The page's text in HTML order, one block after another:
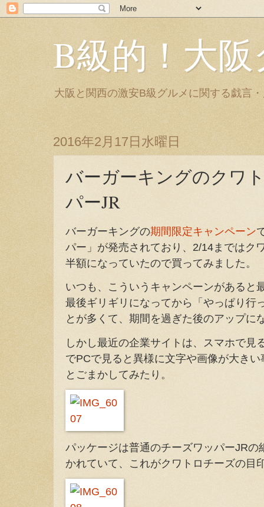
B級的！大
大阪と関西の激安B級グルメに関する戯言
2016年2月17日水曜日
バーガーキングのクワ
パーJR
バーガーキングの期間限定キャンペーン
パー」が発売されており、2/14まではク
半額になっていたので買ってみました。
いつも、こういうキャンペーンがあると
最後ギリギリになってから「やっぱり行
とが多くて、期間を過ぎた後のアップに
しかし最近の企業サイトは、スマホで見
でPCで見ると異様に文字や画像が大き
とごまかしてみたり。
パッケージは普通のチーズワッパーJRの
かれていて、これがクワトロチーズの目